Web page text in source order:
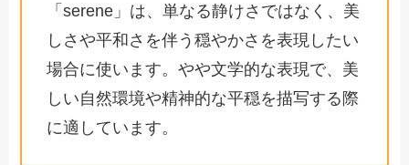
「serene」は、単なる静けさではなく、美
しさや平和さを伴う穏やかさを表現したい
場合に使います。やや文学的な表現で、美
しい自然環境や精神的な平穏を描写する際
に適しています。